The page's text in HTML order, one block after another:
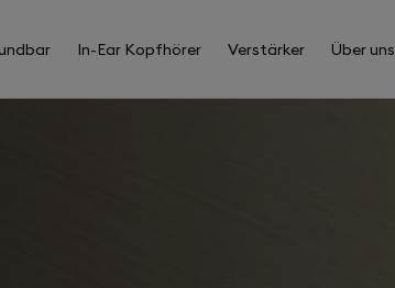
In-Ear Kopfhörer Verstärker Über uns